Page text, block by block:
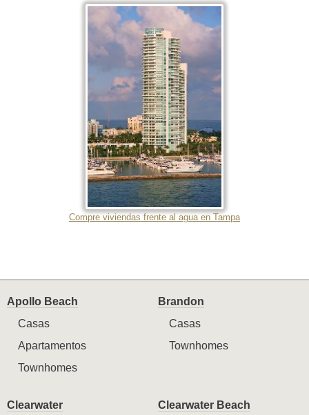
Compre viviendas frente al agua en Tampa
Apollo Beach
Casas
Apartamentos
Townhomes
Brandon
Casas
Townhomes
Clearwater
Clearwater Beach